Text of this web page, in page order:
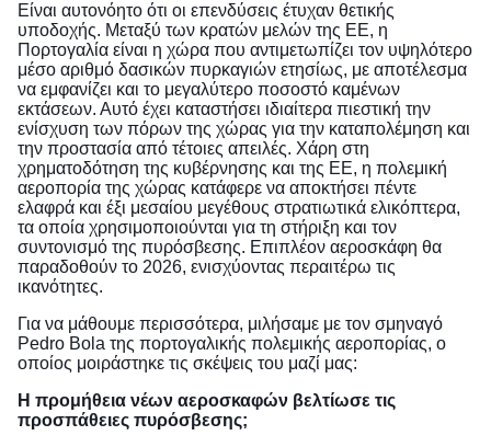
Είναι αυτονόητο ότι οι επενδύσεις έτυχαν θετικής
υποδοχής. Μεταξύ των κρατών μελών της ΕΕ, η
Πορτογαλία είναι η χώρα που αντιμετωπίζει τον υψηλότερο
μέσο αριθμό δασικών πυρκαγιών ετησίως, με αποτέλεσμα
να εμφανίζει και το μεγαλύτερο ποσοστό καμένων
εκτάσεων. Αυτό έχει καταστήσει ιδιαίτερα πιεστική την
ενίσχυση των πόρων της χώρας για την καταπολέμηση και
την προστασία από τέτοιες απειλές. Χάρη στη
χρηματοδότηση της κυβέρνησης και της ΕΕ, η πολεμική
αεροπορία της χώρας κατάφερε να αποκτήσει πέντε
ελαφρά και έξι μεσαίου μεγέθους στρατιωτικά ελικόπτερα,
τα οποία χρησιμοποιούνται για τη στήριξη και τον
συντονισμό της πυρόσβεσης. Επιπλέον αεροσκάφη θα
παραδοθούν το 2026, ενισχύοντας περαιτέρω τις
ικανότητες.
Για να μάθουμε περισσότερα, μιλήσαμε με τον σμηναγό
Pedro Bola της πορτογαλικής πολεμικής αεροπορίας, ο
οποίος μοιράστηκε τις σκέψεις του μαζί μας:
Η προμήθεια νέων αεροσκαφών βελτίωσε τις
προσπάθειες πυρόσβεσης;